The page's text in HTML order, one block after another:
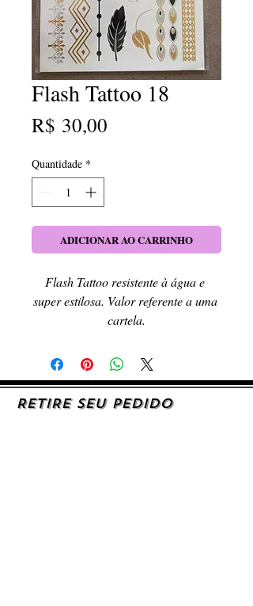
Flash Tattoo 18
R$ 30,00
Quantidade *
ADICIONAR AO CARRINHO
Flash Tattoo resistente à água e
super estilosa. Valor referente a uma
cartela.
RETIRE SEU PEDIDO